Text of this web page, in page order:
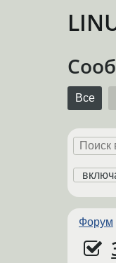
Все
Форум